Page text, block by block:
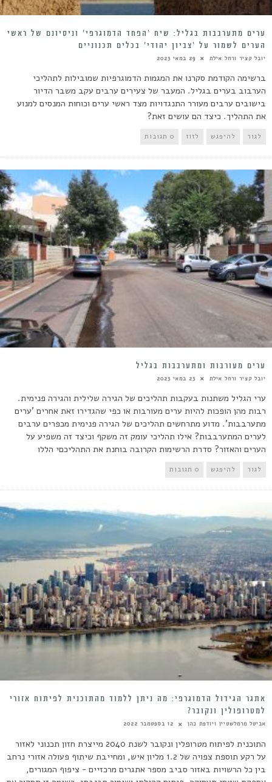
ערים מתערבבות בגליל: שיח ‘הפחד הדמוגרפי’ וניסיונם של ראשי
הערים לשמור על ‘צביון יהודי’ בכלים תכנוניים
יובל קציר ורחל אילת 29 במאי 2023
ברשימה הקודמת סקרנו את המגמות הדמוגרפיות שמובילות לתהליכי
הערבוב בערים בגליל. המעבר של צעירים ערבים עקב משבר הדיור
בישובים ערבים מעורר התנגדויות מצד ראשי ערים וכוחות המנסים למנוע
את התהליך. כיצד הם עושים זאת?
לגור להיפגש לזוז 0 תגובות
ערים מעורבות ומתערבבות בגליל
יובל קציר ורחל אילת 23 במאי 2023
ערי הגליל משתנות בעקבות תהליכים של הגירה שלילית והגירה פנימית.
רבות מהן הופכות להיות ערים מעורבות או כפי שהגדירו זאת אחרים 'ערים
מתערבבות'. מדוע מתרחשים תהליכים של הגירה פנימית מכפרים ערבים
לערים המתערבבות? אילו תהליכי עומק זה משקף וכיצד זה משפיע על
הערים והאזור? סדרת הרשימות הקרובה בוחנת את התהליכםי הללו
לגור להיפגש 0 תגובות
אתגר הגידול הדמוגרפי: מה ניתן ללמוד מהתוכנית לפיתוח אזורי
למטרופולין ונקובר?
אביטל מרמלשטיין ויודפת כהן 12 בספטמבר 2022
התוכנית לפיתוח מטרופלין ונקובר לשנת 2040 מייצרת חזון תכנוני לאזור
על רקע תוספת צפויה של 1.2 מליון איש, ומחייבת שיתוף פעולה אזורי נרחב
בין כל הרשויות באזור סביב מספר אתגרים מרכזיים - ציפוף המגורים,